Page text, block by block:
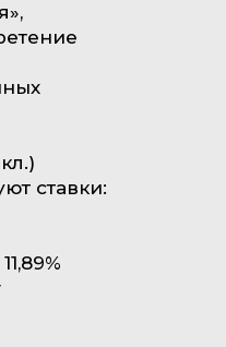
ставки: